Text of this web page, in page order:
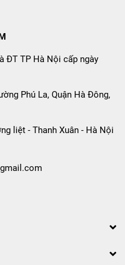
lượng cao Quatest1,
của bạn.
10 năm cho chậu rửa
xả, giúp bạn yên tâm sử
dài mà không lo lắng
này mang lại cho không
ĐT TP Hà Nội cấp ngày
Phú La, Quận Hà Đông,
liệt - Thanh Xuân - Hà Nội